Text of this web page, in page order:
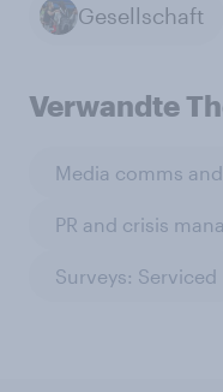
Gesellschaft
Verwandte
Media comms
PR and crisis
Surveys: Serviced